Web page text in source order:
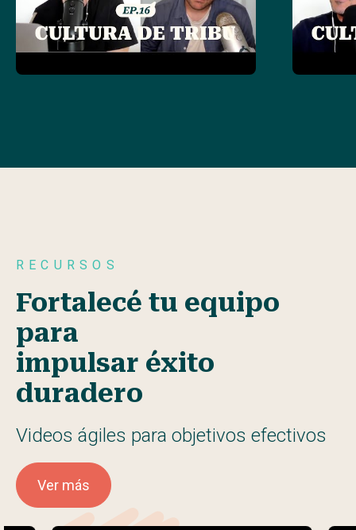
RECURSOS
Fortalecé tu equipo
para
impulsar éxito
duradero
Videos ágiles para objetivos efectivos
Ver más